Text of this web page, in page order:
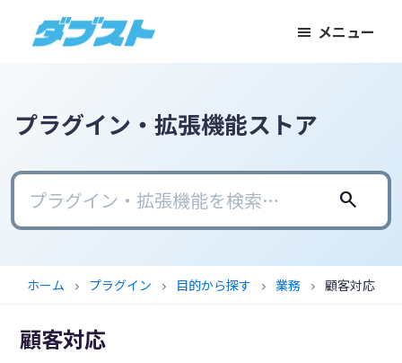
ン
に
バ
に
キ
プ
ト
の
モ
ー
ネ
ス
に
メニュー
プラグイン・拡張機能ストア
search
ホーム chevron_right プラグイン chevron_right 目的から探す chevron_right 業務 chevron_right 顧客対応
顧客対応